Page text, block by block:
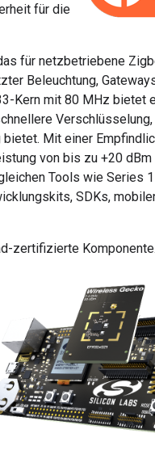
für die
für netzbetriebene
Beleuchtung,
Kern mit 80 MHz bietet
Mit einer
von bis zu +20
Tools wie Series
SDKs,
zertifizierte Komponente.